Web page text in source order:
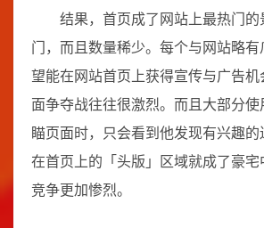
结果，首页成了网站上最热门
门，而且数量稀少。每个与网站略有
望能在网站首页上获得宣传与广告机
面争夺战往往很激烈。而且大部分使
瞄页面时，只会看到他发现有兴趣的
在首页上的「头版」区域就成了豪宅
竞争更加惨烈。